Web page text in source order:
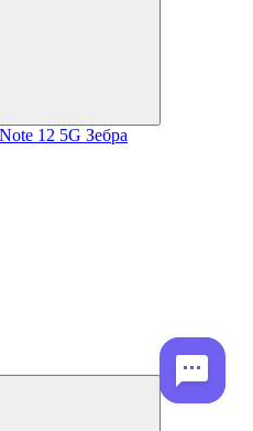
12 5G Зебра